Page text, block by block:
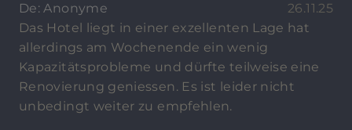
De: Anonyme
26.11.25
Das Hotel liegt in einer exzellenten Lage hat
allerdings am Wochenende ein wenig
Kapazitätsprobleme und dürfte teilweise eine
Renovierung geniessen. Es ist leider nicht
unbedingt weiter zu empfehlen.